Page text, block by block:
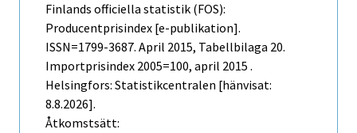
Finlands officiella statistik (FOS):
Producentprisindex [e-publikation].
ISSN=1799-3687. April 2015, Tabellbilaga 20.
Importprisindex 2005=100, april 2015 .
Helsingfors: Statistikcentralen [hänvisat:
8.8.2026].
Åtkomstsätt: